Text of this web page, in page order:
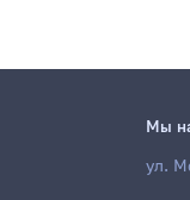
Мы
ул.